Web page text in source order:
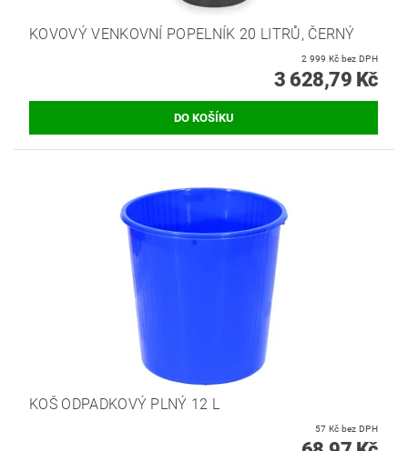
KOVOVÝ VENKOVNÍ POPELNÍK 20 LITRŮ, ČERNÝ
2 999 Kč bez DPH
3 628,79 Kč
KOŠ ODPADKOVÝ PLNÝ 12 L
57 Kč bez DPH